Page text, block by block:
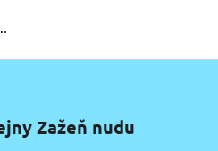
Zažeň nudu